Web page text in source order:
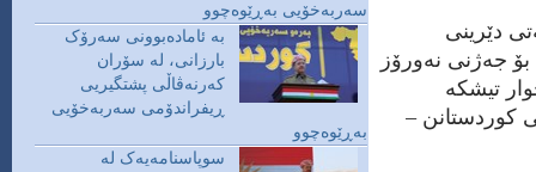
دێرینی
جه‌ژنی نه‌ورۆز
له‌ 21 ئازارو چوار تیشكه‌
كوردستانن –
سەربەخۆیی بەڕێوەچوو
​بە ئامادەبوونی سەرۆک
بارزانی، لە سۆران
کەرنەڤاڵی پشتگیریی
ڕیفراندۆمی سەربەخۆیی
بەڕێوەچوو
سوپاسنامەیەک لە